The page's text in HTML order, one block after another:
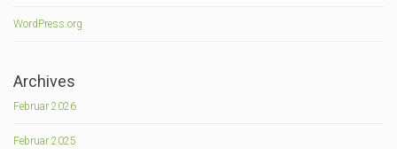
WordPress.org
Archives
Februar 2026
Februar 2025